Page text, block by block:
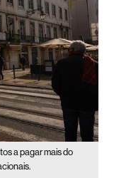
a pagar mais do